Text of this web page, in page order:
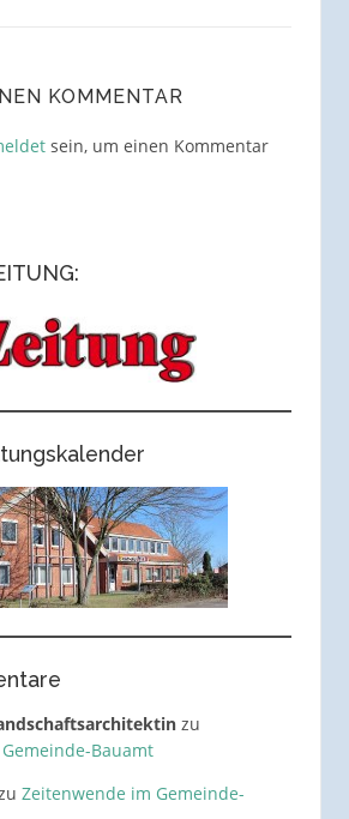
KOMMENTAR
sein, um einen Kommentar
zu
Bauamt
Zeitenwende im Gemeinde-